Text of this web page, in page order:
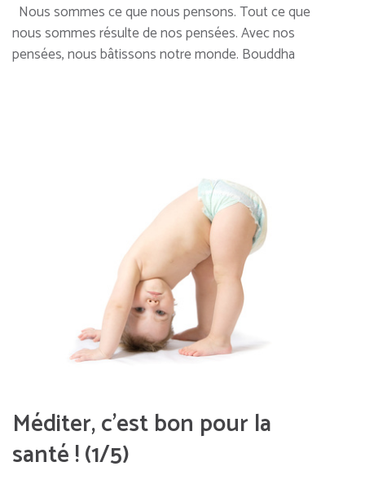
Nous sommes ce que nous pensons. Tout ce que
nous sommes résulte de nos pensées. Avec nos
pensées, nous bâtissons notre monde. Bouddha
Méditer, c’est bon pour la
santé ! (1/5)